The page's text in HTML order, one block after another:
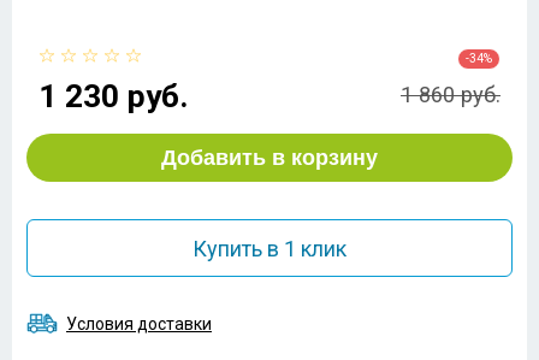
1 230 руб.
-34%
1 860 руб.
Добавить в корзину
Купить в 1 клик
Условия доставки